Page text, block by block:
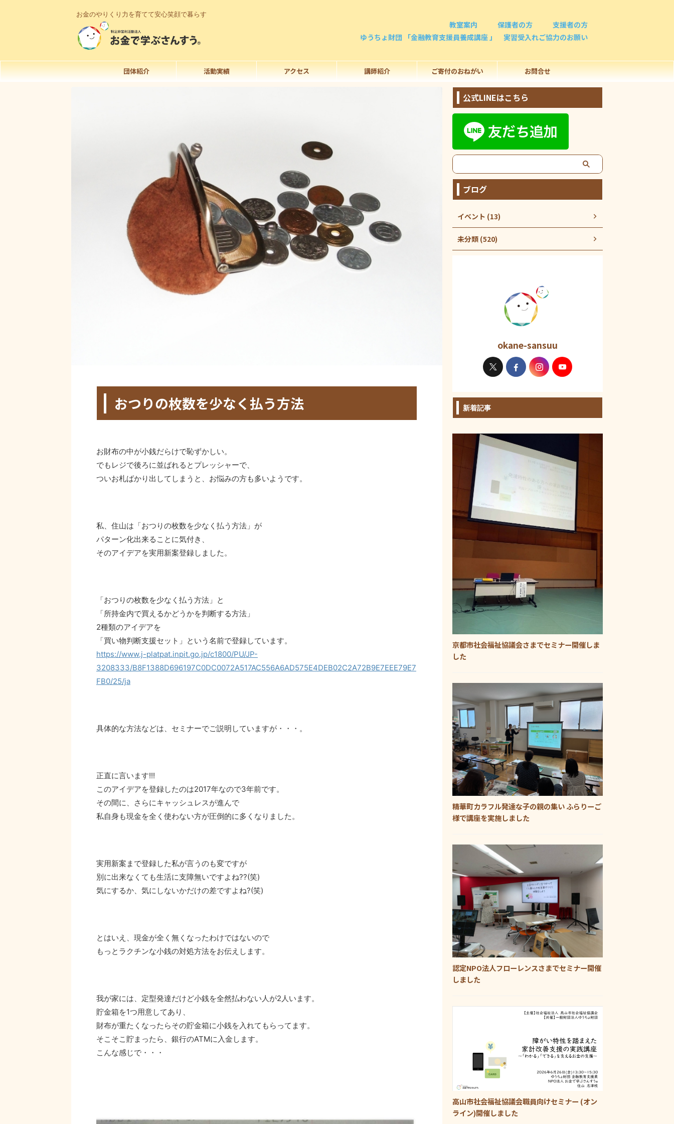
お金のやりくり力を育てて安心笑顔で暮らす
教室案内 保護者の方
支援者の方
ゆうちょ財団 「金融教育支援員養成講座 」 実習受入れご協力のお願い
団体紹介 活動実績 アクセス 講師紹介 ご寄付のおねがい お問合せ
おつりの枚数を少なく払う方法
お財布の中が小銭だらけで恥ずかしい。
でもレジで後ろに並ばれるとプレッシャーで、
ついお札ばかり出してしまうと、お悩みの方も多いようです。
私、住山は「おつりの枚数を少なく払う方法」が
パターン化出来ることに気付き、
そのアイデアを実用新案登録しました。
「おつりの枚数を少なく払う方法」と
「所持金内で買えるかどうかを判断する方法」
2種類のアイデアを
「買い物判断支援セット」という名前で登録しています。
https://www.j-platpat.inpit.go.jp/c1800/PU/JP-
3208333/B8F1388D696197C0DC0072A517AC556A6AD575E4DEB02C2A72B9E7EEE79E7
FB0/25/ja
具体的な方法などは、セミナーでご説明していますが・・・。
正直に言います!!!
このアイデアを登録したのは2017年なので3年前です。
その間に、さらにキャッシュレスが進んで
私自身も現金を全く使わない方が圧倒的に多くなりました。
実用新案まで登録した私が言うのも変ですが
別に出来なくても生活に支障無いですよね??(笑)
気にするか、気にしないかだけの差ですよね?(笑)
とはいえ、現金が全く無くなったわけではないので
もっとラクチンな小銭の対処方法をお伝えします。
我が家には、定型発達だけど小銭を全然払わない人が2人います。
貯金箱を1つ用意してあり、
財布が重たくなったらその貯金箱に小銭を入れてもらってます。
そこそこ貯まったら、銀行のATMに入金します。
こんな感じで・・・
公式LINEはこちら
ブログ
イベント (13)
未分類 (520)
okane-sansuu
新着記事
京都市社会福祉協議会さまでセミナー開催しま
した
精華町カラフル発達な子の親の集い ふらりーご
様で講座を実施しました
認定NPO法人フローレンスさまでセミナー開催
しました
高山市社会福祉協議会職員向けセミナー (オン
ライン)開催しました